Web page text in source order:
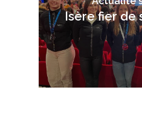
Isère fier de